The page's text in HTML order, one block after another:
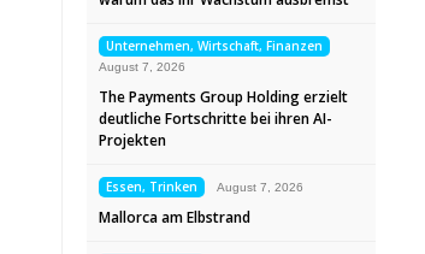
Unternehmen, Wirtschaft, Finanzen
August 7, 2026
The Payments Group Holding erzielt
deutliche Fortschritte bei ihren AI-
Projekten
Essen, Trinken August 7, 2026
Mallorca am Elbstrand